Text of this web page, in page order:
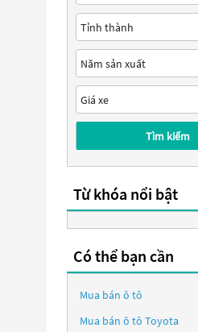
Tìm kiếm
Từ khóa nổi bật
Có thể bạn cần
Mua bán ô tô
Mua bán ô tô Toyota